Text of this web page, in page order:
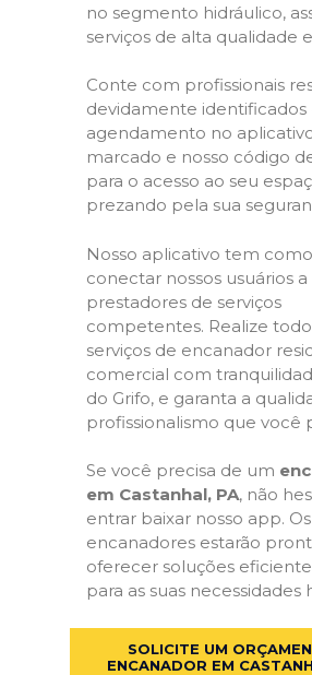
no segmento hidráulico,
serviços de alta qualidade
Conte com profissionais
devidamente identificados
agendamento no
marcado e nosso código
para o acesso ao seu
prezando pela sua
Nosso aplicativo tem
conectar nossos usuários a
prestadores de serviços
competentes. Realize
serviços de encanador
comercial com
do Grifo, e garanta a
profissionalismo que você
Se você precisa de um
em Castanhal, PA, não
entrar baixar nosso app. Os
encanadores estarão
oferecer soluções
para as suas necessidades
SOLICITE UM
ENCANADOR EM